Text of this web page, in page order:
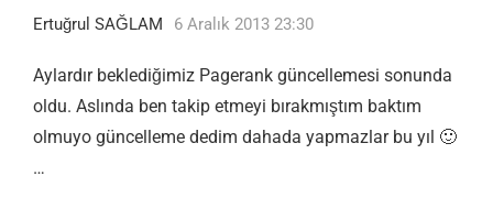
Ertuğrul SAĞLAM 6 Aralık 2013 23:30
Aylardır beklediğimiz Pagerank güncellemesi sonunda
oldu. Aslında ben takip etmeyi bırakmıştım baktım
olmuyo güncelleme dedim dahada yapmazlar bu yıl 🙂
…